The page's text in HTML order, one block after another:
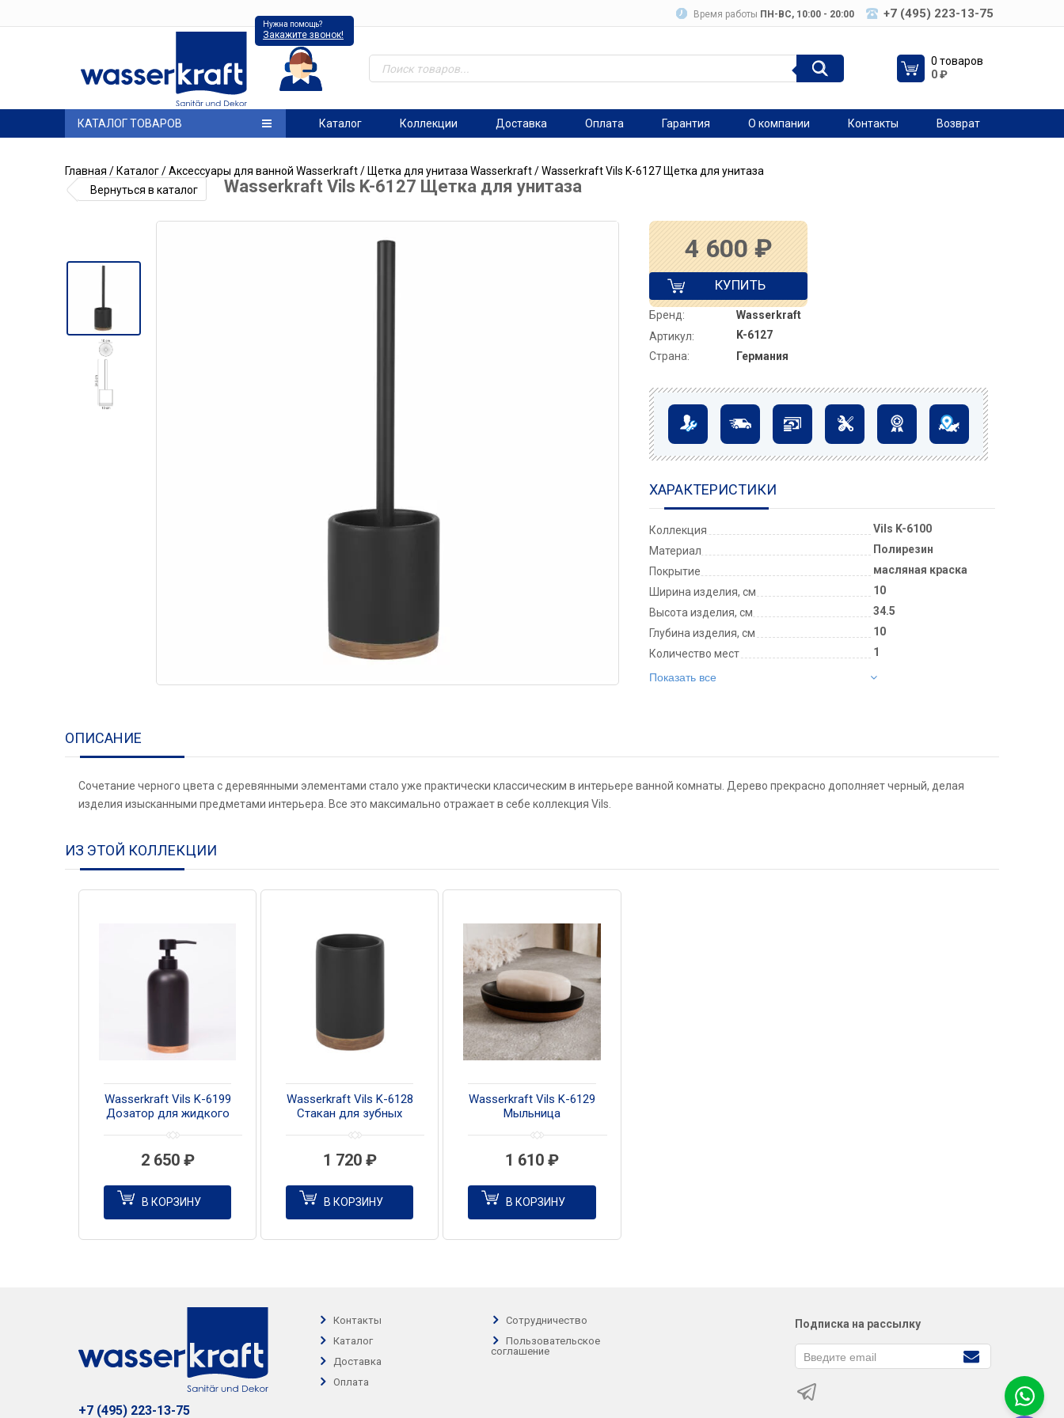
Время работы ПН-ВC, 10:00 - 20:00 +7 (495) 223-13-75
Нужна помощь?
Закажите звонок!
0 товаров
0₽
КАТАЛОГ ТОВАРОВ Каталог Коллекции Доставка Оплата Гарантия О компании Контакты Возврат
Главная / Каталог/Аксессуары для ванной Wasserkraft/ Щетка для унитаза Wasserkraft/ Wasserkraft Vils K-6127 Щетка для унитаза
Вернуться в каталог
Wasserkraft Vils K-6127 Щетка для унитаза
4 600 ₽
КУПИТЬ
Бренд:
Wasserkraft
Артикул:
K-6127
Страна:
Германия
ХАРАКТЕРИСТИКИ
Коллекция
Vils K-6100
Материал
Полирезин
Покрытие
масляная краска
Ширина изделия, см
10
Высота изделия, см
34.5
Глубина изделия, см
10
Количество мест
1
Показать все
ОПИСАНИЕ
Сочетание черного цвета с деревянными элементами стало уже практически классическим в интерьере ванной комнаты. Дерево прекрасно дополняет черный, делая
изделия изысканными предметами интерьера. Все это максимально отражает в себе коллекция Vils.
ИЗ ЭТОЙ КОЛЛЕКЦИИ
Wasserkraft Vils K-6199
Дозатор для жидкого
2 650 ₽
В КОРЗИНУ
Wasserkraft Vils K-6128
Стакан для зубных
1 720 ₽
В КОРЗИНУ
Wasserkraft Vils K-6129
Мыльница
1 610 ₽
В КОРЗИНУ
+7 (495) 223-13-75
Контакты
Каталог
Доставка
Оплата
Сотрудничество
Пользовательское
соглашение
Подписка на рассылку